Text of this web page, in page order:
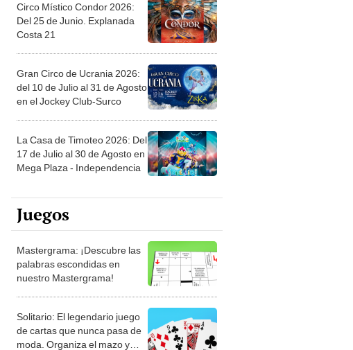
Circo Místico Condor 2026:
Del 25 de Junio. Explanada
Costa 21
Gran Circo de Ucrania 2026:
del 10 de Julio al 31 de Agosto
en el Jockey Club-Surco
La Casa de Timoteo 2026: Del
17 de Julio al 30 de Agosto en
Mega Plaza - Independencia
Juegos
Mastergrama: ¡Descubre las
palabras escondidas en
nuestro Mastergrama!
Solitario: El legendario juego
de cartas que nunca pasa de
moda. Organiza el mazo y